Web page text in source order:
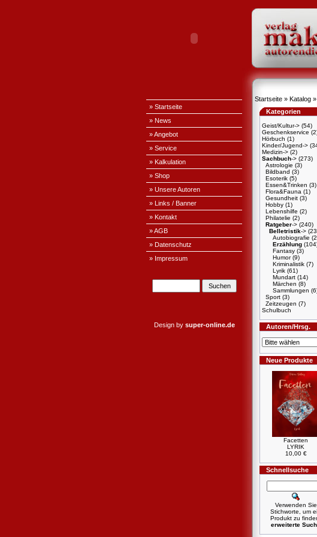
» Startseite
» News
» Angebot
» Service
» Kalkulation
» Shop
» Unsere Autoren
» Links / Banner
» Kontakt
» AGB
» Datenschutz
» Impressum
Design by super-online.de
Startseite » Katalog »
Kategorien
Geist/Kultur-> (54)
Geschenkservice
Hörbuch (1)
Kinder/Jugend->
Medizin-> (2)
Sachbuch-> (273)
Astrologie (3)
Bildband (3)
Esoterik (5)
Essen&Trinken (3)
Flora&Fauna (1)
Gesundheit (3)
Hobby (1)
Lebenshilfe (2)
Philatelie (2)
Ratgeber-> (240)
Belletristik->
Autobiografie
Erzählung
Fantasy (3)
Humor(9)
Kriminalistik (7)
Lyrik (61)
Mundart (14)
Märchen (8)
Sammlungen
Sport (3)
Zeitzeugen (7)
Schulbuch
Autoren/Hrsg.
Neue Produkte
Facetten
LYRIK
10,00 €
Schnellsuche
Verwenden Sie
Stichworte, um
Produkt zu
erweiterte